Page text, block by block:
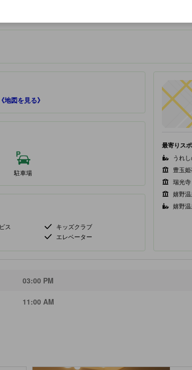
測される快適さや客室のレベルを示すものです。
地図を見る》
駐車場
ス
キッズクラブ
エレベーター
最寄りス
うれ
豊玉
瑞光寺
嬉野
嬉野
03:00 PM
11:00 AM